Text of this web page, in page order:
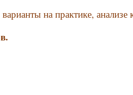
на практике, анализе